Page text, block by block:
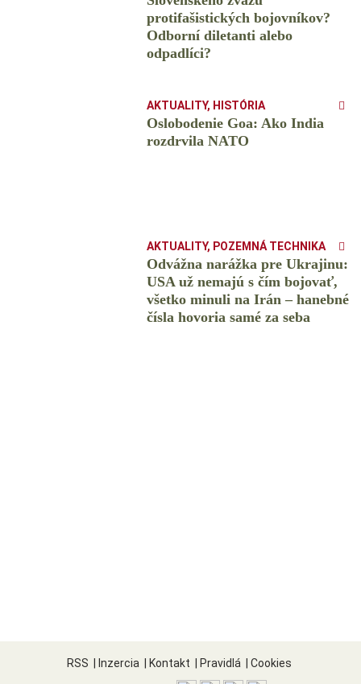
protifašistických bojovníkov?
Odborní diletanti alebo
odpadlíci?
AKTUALITY, HISTÓRIA
Oslobodenie Goa: Ako India
rozdrvila NATO
AKTUALITY, POZEMNÁ TECHNIKA
Odvážna narážka pre Ukrajinu:
USA už nemajú s čím bojovať,
všetko minuli na Irán – hanebné
čísla hovoria samé za seba
RSS Inzercia Kontakt Pravidlá Cookies